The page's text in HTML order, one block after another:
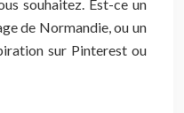
souhaitez. Est-ce un
de Normandie, ou un
sur Pinterest ou